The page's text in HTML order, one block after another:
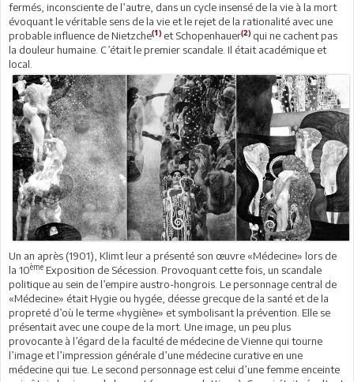
fermés, inconsciente de l’autre, dans un cycle insensé de la vie à la mort
évoquant le véritable sens de la vie et le rejet de la rationalité avec une
probable influence de Nietzche(1) et Schopenhauer(2) qui ne cachent pas
la douleur humaine. C’était le premier scandale. Il était académique et
local.
Un an après (1901), Klimt leur a présenté son œuvre «Médecine» lors de
la 10ème Exposition de Sécession. Provoquant cette fois, un scandale
politique au sein de l’empire austro-hongrois. Le personnage central de
«Médecine» était Hygie ou hygée, déesse grecque de la santé et de la
propreté d’où le terme «hygiène» et symbolisant la prévention. Elle se
présentait avec une coupe de la mort. Une image, un peu plus
provocante à l’égard de la faculté de médecine de Vienne qui tourne
l’image et l’impression générale d’une médecine curative en une
médecine qui tue. Le second personnage est celui d’une femme enceinte